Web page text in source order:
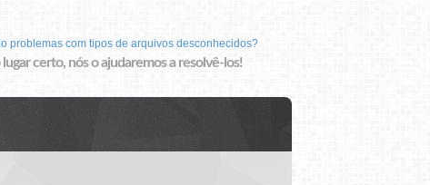
problemas com tipos de arquivos desconhecidos?
certo, nós o ajudaremos a resolvê-los!